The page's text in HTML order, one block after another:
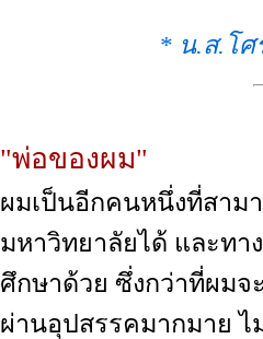
* น.ส.โศ
"พ่อของผม"
ผมเป็นอีกคนหนึ่งที่สาม
มหาวิทยาลัยได้ และทา
ศึกษาด้วย ซึ่งกว่าที่ผม
ผ่านอุปสรรคมากมาย ไ